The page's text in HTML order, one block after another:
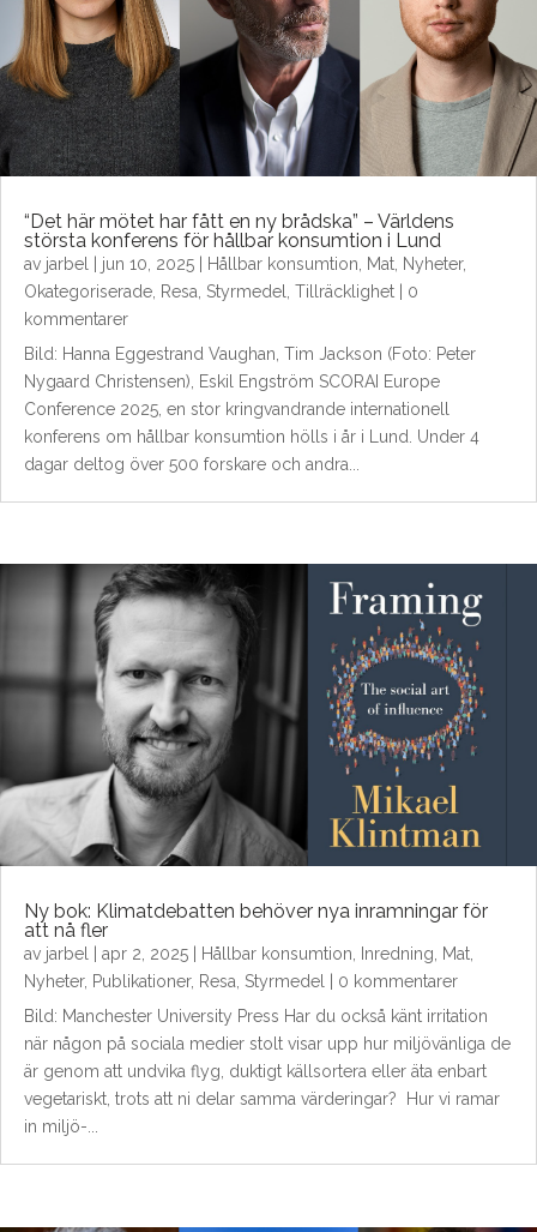
“Det här mötet har fått en ny brådska” – Världens
största konferens för hållbar konsumtion i Lund
av jarbel jun 10, 2025 Hållbar konsumtion Mat Nyheter,
Okategoriserade Resa Styrmedel Tillräcklighet | 0
kommentarer
Bild: Hanna Eggestrand Vaughan, Tim Jackson (Foto: Peter
Nygaard Christensen), Eskil Engström SCORAI Europe
Conference 2025, en stor kringvandrande internationell
konferens om hållbar konsumtion hölls i år i Lund. Under 4
dagar deltog över 500 forskare och andra...
Ny bok: Klimatdebatten behöver nya inramningar för
att nå fler
av jarbel apr 2, 2025 Hållbar konsumtion, Inredning, Mat,
Nyheter, Publikationer, Resa, Styrmedel | 0 kommentarer
Bild: Manchester University Press Har du också känt irritation
när någon på sociala medier stolt visar upp hur miljövänliga de
är genom att undvika flyg, duktigt källsortera eller äta enbart
vegetariskt, trots att ni delar samma värderingar? Hur vi ramar
in miljö-...